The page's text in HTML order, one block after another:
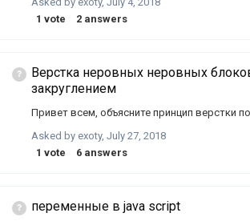
1 vote 2 answers
Верстка неровных неровных
закруглением
Привет всем, объясните принцип верстки
Asked by exoty, July 27, 2018
1 vote 6 answers
переменные в java script